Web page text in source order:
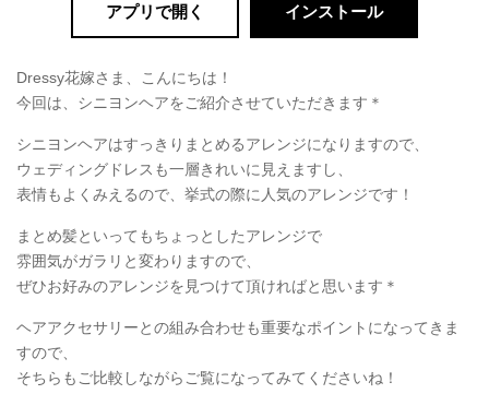
アプリで開く インストール
Dressy花嫁さま、こんにちは！
今回は、シニヨンヘアをご紹介させていただきます＊
シニヨンヘアはすっきりまとめるアレンジになりますので、
ウェディングドレスも一層きれいに見えますし、
表情もよくみえるので、挙式の際に人気のアレンジです！
まとめ髪といってもちょっとしたアレンジで
雰囲気がガラリと変わりますので、
ぜひお好みのアレンジを見つけて頂ければと思います＊
ヘアアクセサリーとの組み合わせも重要なポイントになってきま
すので、
そちらもご比較しながらご覧になってみてくださいね！